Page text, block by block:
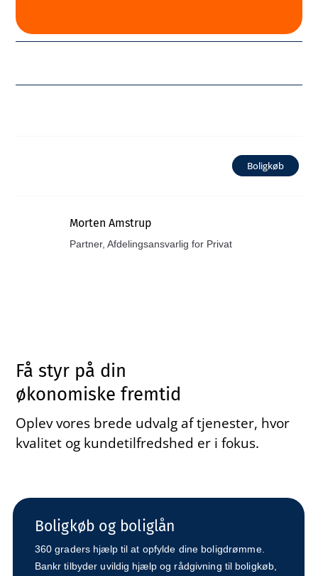
Boligkøb
Morten Amstrup
Partner, Afdelingsansvarlig for Privat
Få styr på din
økonomiske fremtid
Oplev vores brede udvalg af tjenester, hvor
kvalitet og kundetilfredshed er i fokus.
Boligkøb og boliglån
360 graders hjælp til at opfylde dine boligdrømme.
Bankr tilbyder uvildig hjælp og rådgivning til boligkøb,